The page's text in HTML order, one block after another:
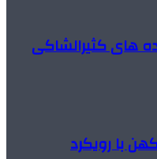
های کثیرالشاکی
با رویکرد